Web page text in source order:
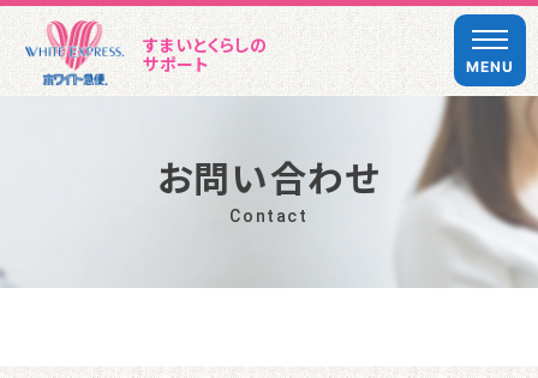
すまいとくらしの
サポート
MENU
お問い合わせ
Co nt act